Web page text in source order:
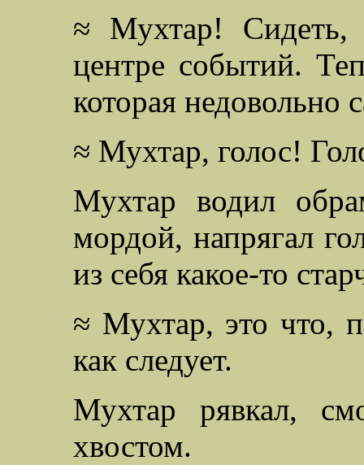
≈ Мухтар!
центре событий.
которая
≈ Мухтар, голос!
Мухтар водил
мордой, напрягал
из себя какое-то
≈ Мухтар, это что,
как следует.
Мухтар рявкал,
хвостом.